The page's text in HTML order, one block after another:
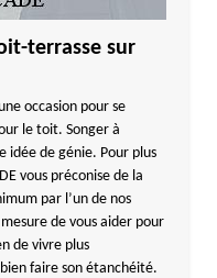
terrasse sur
occasion pour se
le toit. Songer à
idée de génie. Pour plus
vous préconise de la
par l’un de nos
de vous aider pour
de vivre plus
faire son étanchéité.